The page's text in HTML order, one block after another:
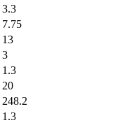
3.3
7.75
13
3
1.3
20
248.2
1.3